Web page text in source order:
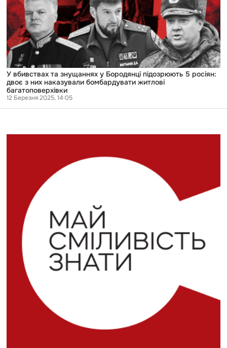
Бородянці
підозрюють
росіян:
двоє
них
наказували
бомбардувати
житлові
багатоповерхівки
У вбивствах та знущаннях у Бородянці підозрюють 5 росіян:
двоє з них наказували бомбардувати житлові
багатоповерхівки
12 Березня 2025, 14:05